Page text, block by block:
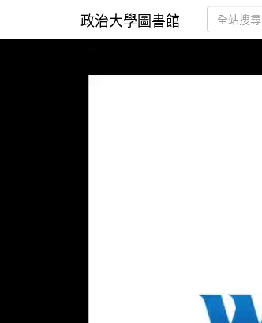
政治大學圖書館